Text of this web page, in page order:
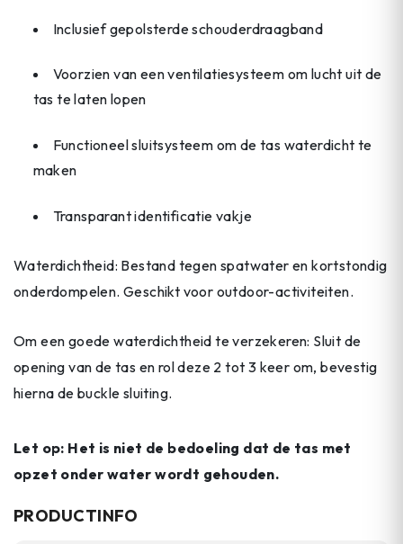
Inclusief gepolsterde schouderdraagband
Voorzien van een ventilatiesysteem om lucht uit de
tas te laten lopen
Functioneel sluitsysteem om de tas waterdicht te
maken
Transparant identificatie vakje
Waterdichtheid: Bestand tegen spatwater en kortstondig
onderdompelen. Geschikt voor outdoor-activiteiten.
Om een goede waterdichtheid te verzekeren: Sluit de
opening van de tas en rol deze 2 tot 3 keer om, bevestig
hierna de buckle sluiting.
Let op: Het is niet de bedoeling dat de tas met
opzet onder water wordt gehouden.
PRODUCTINFO